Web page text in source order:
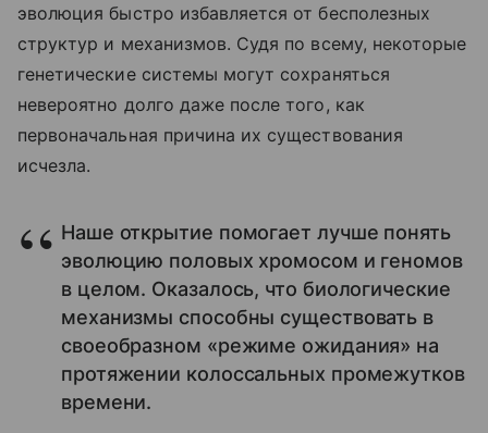
эволюция быстро избавляется от бесполезных
структур и механизмов. Судя по всему, некоторые
генетические системы могут сохраняться
невероятно долго даже после того, как
первоначальная причина их существования
исчезла.
Наше открытие помогает лучше понять
эволюцию половых хромосом и геномов
в целом. Оказалось, что биологические
механизмы способны существовать в
своеобразном «режиме ожидания» на
протяжении колоссальных промежутков
времени.